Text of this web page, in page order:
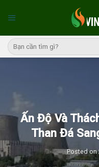
Ấn Độ Và
Than Đá
Posted on